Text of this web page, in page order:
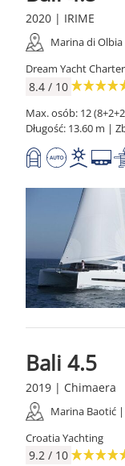
2020 | IRIME
Marina di
Dream Yacht Charter
8.4 / 10
Max. osób: 12
Długość: 13.60 m |
Bali 4.5
2019 | Chimaera
Marina Baotić
Croatia Yachting
9.2 / 10